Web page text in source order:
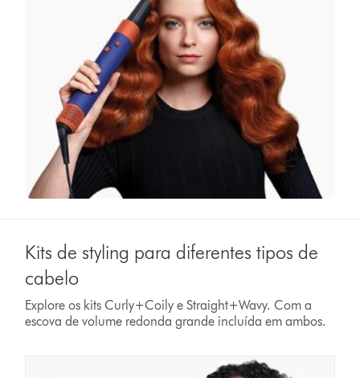
Kits de styling para diferentes tipos de
cabelo
Explore os kits Curly+Coily e Straight+Wavy. Com a
escova de volume redonda grande incluída em ambos.